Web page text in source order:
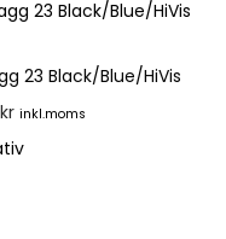
23 Black/Blue/HiVis
kr inkl.moms